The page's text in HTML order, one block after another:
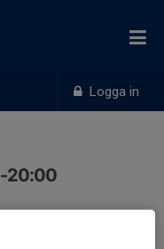
Logga in
20:00